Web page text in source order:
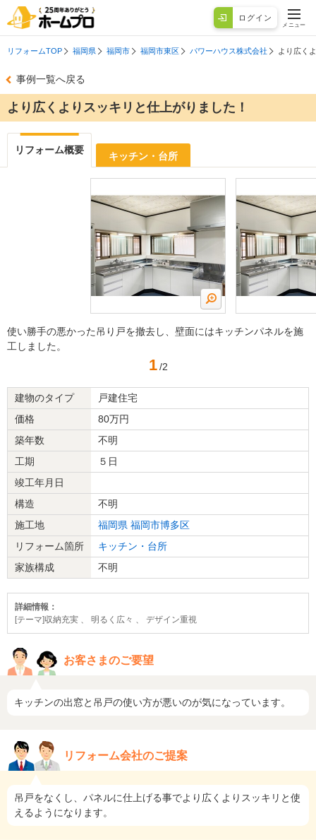
ログイン
メニュー
リフォームTOP 福岡県 福岡市 福岡市東区 パワーハウス株式会社 より広く
事例一覧へ戻る
より広くよりスッキリと仕上がりました！
リフォーム概要
キッチン・台所
使い勝手の悪かった吊り戸を撤去し、壁面にはキッチンパネルを施
工しました。
1 /2
建物のタイプ
戸建住宅
価格
80万円
築年数
不明
工期
５日
竣工年月日
構造
不明
施工地
福岡県 福岡市博多区
リフォーム箇所
キッチン・台所
家族構成
不明
詳細情報：
[テーマ]収納充実 、 明るく広々 、 デザイン重視
お客さまのご要望
キッチンの出窓と吊戸の使い方が悪いのが気になっています。
リフォーム会社のご提案
吊戸をなくし、パネルに仕上げる事でより広くよりスッキリと使
えるようになります。